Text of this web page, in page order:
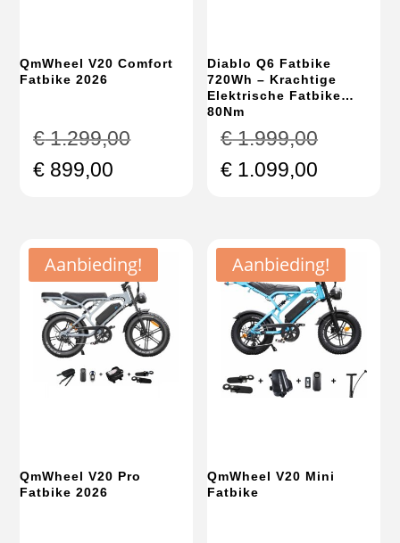
QmWheel V20 Comfort
Fatbike 2026
€1.299,00Oorspronkelijke
€ 899,00
€ 899,00.
Diablo Q6 Fatbike
720Wh – Krachtige
Elektrische Fatbike
80Nm
€1.999,00
€ 1.099,00
€
Aanbieding!
QmWheel V20 Pro
Fatbike 2026
Aanbieding!
QmWheel V20 Mini
Fatbike